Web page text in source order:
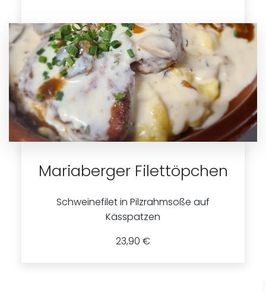
Mariaberger Filettöpchen
Schweinefilet in Pilzrahmsoße auf
Kässpatzen
23,90 €